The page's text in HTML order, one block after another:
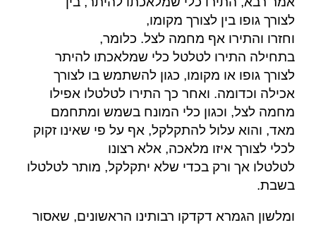
לצורך גופו בין לצורך מקומו,
וחזרו והתירו אף מחמה לצל. כלומר,
בתחילה התירו לטלטל כלי שמלאכתו להיתר
לצורך גופו או מקומו, כגון להשתמש בו לצורך
אכילה וכדומה. ואחר כך התירו לטלטלו אפילו
מחמה לצל, וכגון כלי המונח בשמש ומתחמם
מאד, והוא עלול להתקלקל, אף על פי שאינו זקוק
לכלי לצורך איזו מלאכה, אלא רצונו
לטלטלו אך ורק בכדי שלא יתקלקל, מותר לטלטלו
בשבת.
ומלשון הגמרא דקדקו רבותינו הראשונים, שאסור